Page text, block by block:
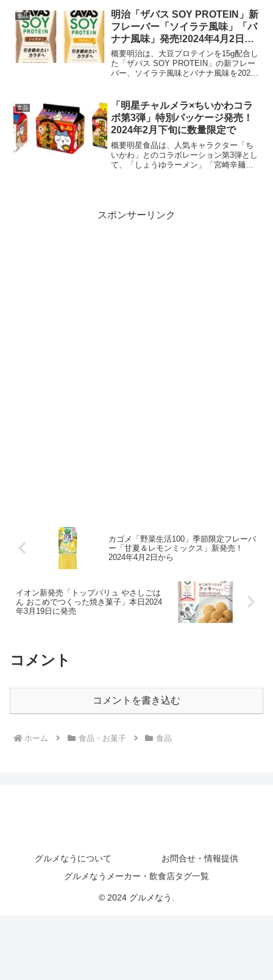
加えるだけで、ふっくらとやわらかいハ
ンバーグが...
食品
明治「ザバス SOY PROTEIN」新
フレーバー「ソイラテ風味」「バ
ナナ風味」発売!2024年4月2日よ
り
概要明治は、大豆プロテインを15g配合し
た「ザバス SOY PROTEIN」の新フレー
バー、ソイラテ風味とバナナ風味を2024
で、栄養と美味しさを兼ね備えていま
す。商...
食品
「明星チャルメラ×ちいかわコラ
ボ第3弾」特別パッケージ発売！
2024年2月下旬に数量限定で
概要明星食品は、人気キャラクター「ち
いかわ」とのコラボレーション第3弾とし
て、「しょうゆラーメン」「宮崎辛麺」
スポンサーリンク
カゴメ「野菜生活100」季節限定フレーバ
ー「甘夏＆レモンミックス」新発売！
2024年4月2日から
イオン新発売「トップバリュ やさしごは
ん おこめでつくった焼き菓子」本日2024
年3月19日に発売
コメント
コメントを書き込む
ホーム 食品・お菓子 食品
グルメなうについて
お問合せ・情報提供
グルメなうメーカー・飲食店タグ一覧
© 2024 グルメなう.